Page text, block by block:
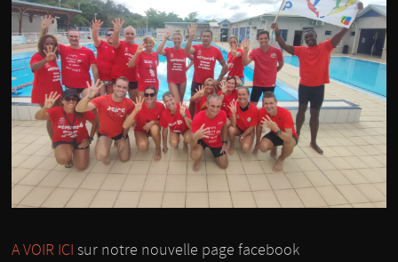
A VOIR ICI sur notre nouvelle page facebook